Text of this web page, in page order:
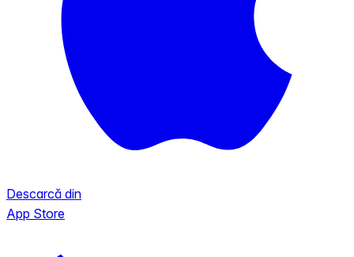
Descarcă din
App Store